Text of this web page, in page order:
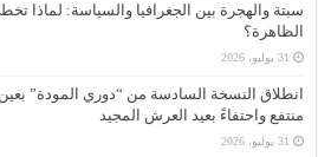
سبتة والهجرة بين الجغرافيا والسياسة: لماذا
الظاهرة؟
31 يوليو، 2026
انطلاق النسخة السادسة من “دوري المودة”
منتفع واحتفاءً بعيد العرش المجيد
31 يوليو، 2026